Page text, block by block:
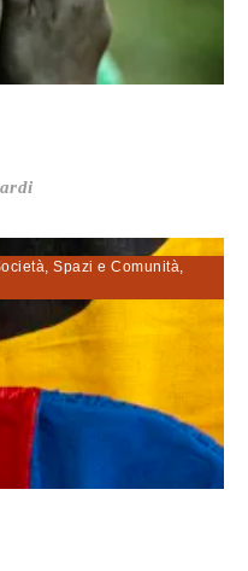
«Fare sis...
, Spazi e Comunità,
al centro ...